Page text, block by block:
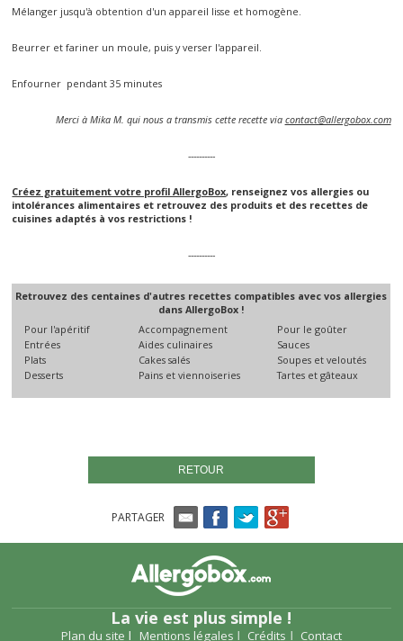
Mélanger jusqu'à obtention d'un appareil lisse et homogène.
Beurrer et fariner un moule, puis y verser l'appareil.
Enfourner pendant 35 minutes
Merci à Mika M. qui nous a transmis cette recette via contact@allergobox.com
----------
Créez gratuitement votre profil AllergoBox, renseignez vos allergies ou
intolérances alimentaires et retrouvez des produits et des recettes de
cuisines adaptés à vos restrictions !
----------
Retrouvez des centaines d'autres recettes compatibles avec vos allergies
dans AllergoBox !
Pour l'apéritif
Accompagnement
Pour le goûter
Entrées
Aides culinaires
Sauces
Plats
Cakes salés
Soupes et veloutés
Desserts
Pains et viennoiseries Tartes et gâteaux
RETOUR
PARTAGER
La vie est plus simple !
Plan du site Mentions légales Crédits Contact